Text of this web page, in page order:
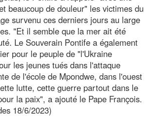
beaucoup de douleur" les victimes du
survenu ces derniers jours au large
"Et il semble que la mer ait été
Le Souverain Pontife a également
pour le peuple de "l'Ukraine
les jeunes tués dans l'attaque
de l'école de Mpondwe, dans l'ouest
lutte, cette guerre partout dans le
la paix", a ajouté le Pape François.
18/6/2023)